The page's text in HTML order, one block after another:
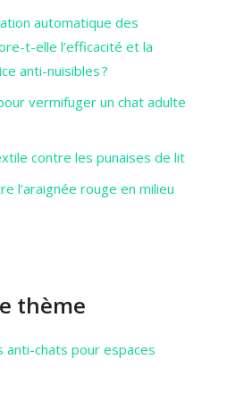
automatique des
t-elle l’efficacité et la
anti-nuisibles ?
vermifuger un chat adulte
contre les punaises de lit
l’araignée rouge en milieu
thème
anti-chats pour espaces